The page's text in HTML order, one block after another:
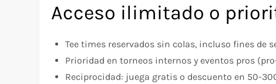
Acceso ilimitado o
Tee times reservados sin colas, incluso fines de
Prioridad en torneos internos y eventos pros
Reciprocidad: juega gratis o descuento en 50-